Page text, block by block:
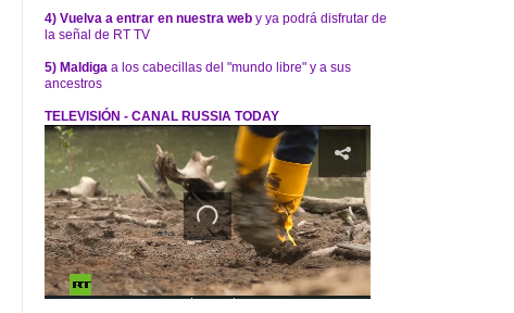
4) Vuelva a entrar en nuestra web y ya podrá disfrutar de
la señal de RT TV
5) Maldiga a los cabecillas del "mundo libre" y a sus
ancestros
TELEVISIÓN - CANAL RUSSIA TODAY